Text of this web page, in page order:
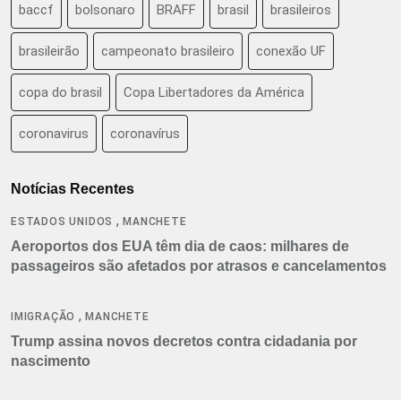
baccf bolsonaro BRAFF brasil brasileiros
brasileirão campeonato brasileiro conexão UF
copa do brasil Copa Libertadores da América
coronavirus coronavírus
Notícias Recentes
ESTADOS UNIDOS ,MANCHETE
Aeroportos dos EUA têm dia de caos: milhares de
passageiros são afetados por atrasos e cancelamentos
IMIGRAÇÃO ,MANCHETE
Trump assina novos decretos contra cidadania por
nascimento